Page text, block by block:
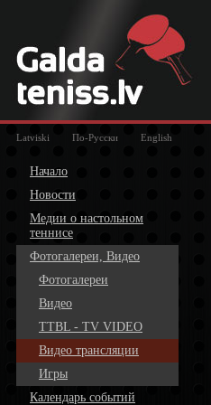
Latviski По-Русски English
Начало
Новости
Медии о настольном
теннисе
Фотогалереи, Видео
Фотогалереи
Видео
TTBL - TV VIDEO
Видео трансляции
Игры
Календарь событий